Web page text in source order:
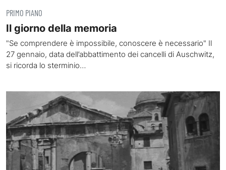
PRIMO PIANO
Il giorno della memoria
"Se comprendere è impossibile, conoscere è necessario" Il
27 gennaio, data dell’abbattimento dei cancelli di Auschwitz,
si ricorda lo sterminio…